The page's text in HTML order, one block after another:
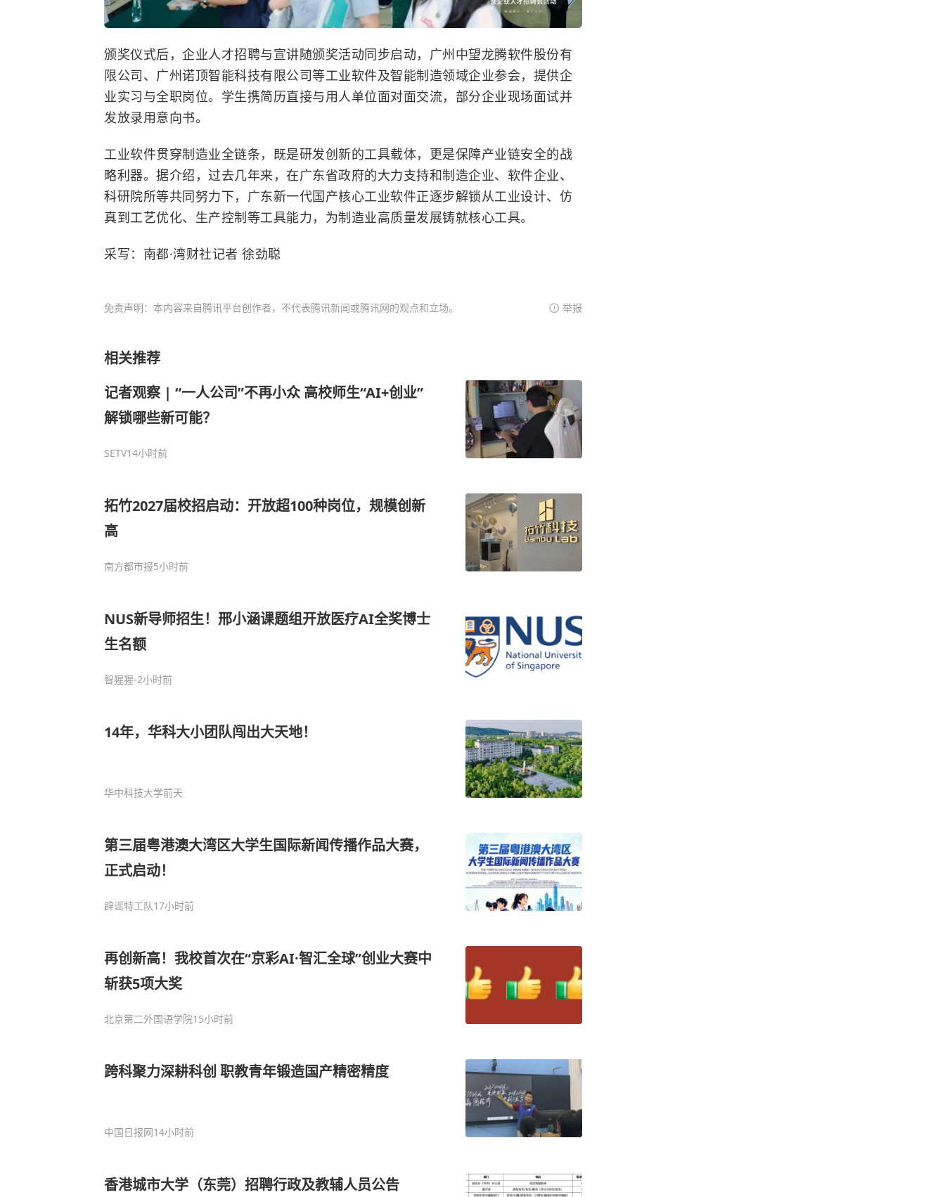
颁奖仪式后，企业人才招聘与宣讲随颁奖活动同步启动，广州中望龙腾软件股份有
限公司、广州诺顶智能科技有限公司等工业软件及智能制造领域企业参会，提供企
业实习与全职岗位。学生携简历直接与用人单位面对面交流，部分企业现场面试并
发放录用意向书。
工业软件贯穿制造业全链条，既是研发创新的工具载体，更是保障产业链安全的战
略利器。据介绍，过去几年来，在广东省政府的大力支持和制造企业、软件企业、
科研院所等共同努力下，广东新一代国产核心工业软件正逐步解锁从工业设计、仿
真到工艺优化、生产控制等工具能力，为制造业高质量发展铸就核心工具。
采写：南都·湾财社记者 徐劲聪
免责声明：本内容来自腾讯平台创作者，不代表腾讯新闻或腾讯网的观点和立场。 举报
相关推荐
记者观察 | “一人公司”不再小众 高校师生“AI+创业”
解锁哪些新可能？
SETV14小时前
拓竹2027届校招启动：开放超100种岗位，规模创新
高
南方都市报5小时前
NUS新导师招生！邢小涵课题组开放医疗AI全奖博士
生名额
智猩猩-2小时前
14年，华科大小团队闯出大天地！
华中科技大学前天
第三届粤港澳大湾区大学生国际新闻传播作品大赛，
正式启动！
辟谣特工队17小时前
再创新高！我校首次在“京彩AI·智汇全球”创业大赛中
斩获5项大奖
北京第二外国语学院15小时前
跨科聚力深耕科创 职教青年锻造国产精密精度
中国日报网14小时前
香港城市大学（东莞）招聘行政及教辅人员公告